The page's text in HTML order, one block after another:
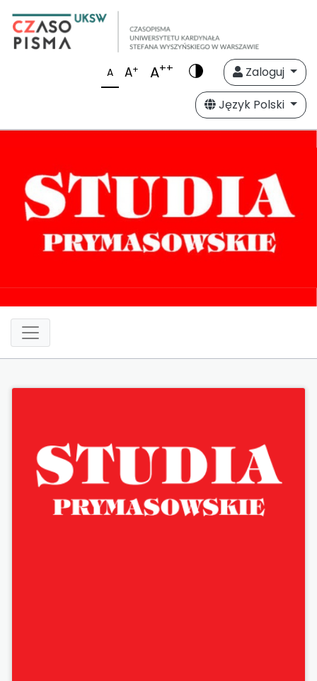
A A+ A++
Zaloguj
Język Polski